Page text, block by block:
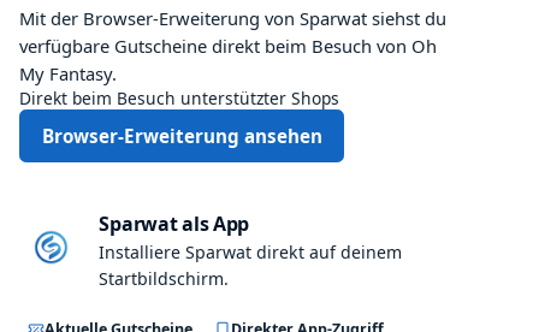
Mit der Browser-Erweiterung von Sparwat siehst du
verfügbare Gutscheine direkt beim Besuch von Oh
My Fantasy.
Direkt beim Besuch unterstützter Shops
Browser-Erweiterung ansehen
Sparwat als App
Installiere Sparwat direkt auf deinem
Startbildschirm.